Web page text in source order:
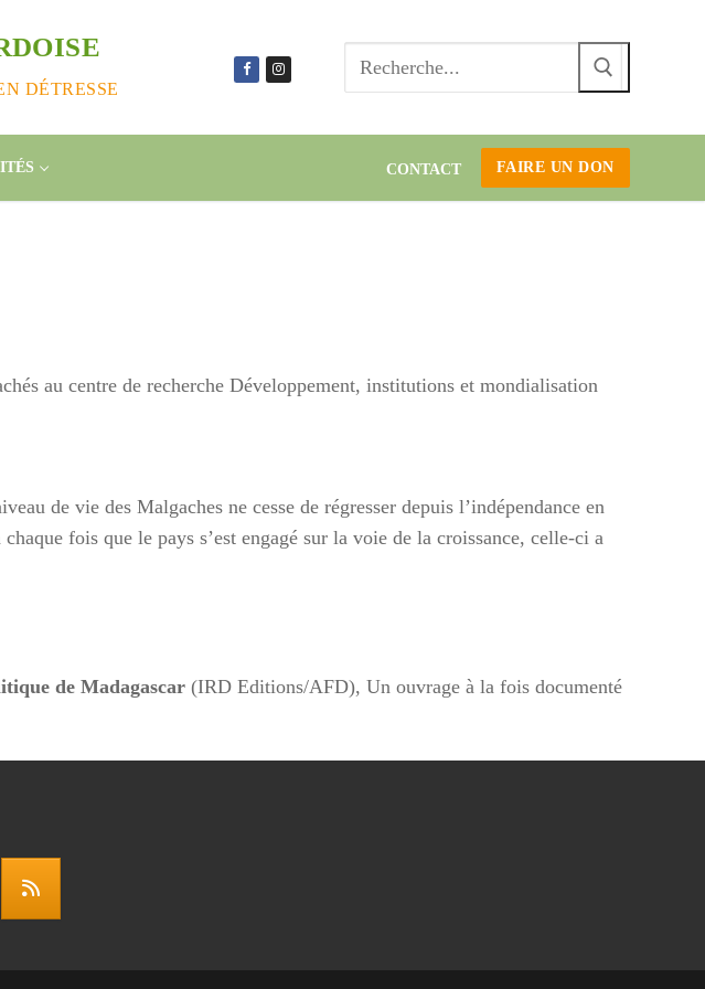
DÉTRESSE
CONTACT FAIRE UN DON
au centre de recherche Développement, institutions et mondialisation
de vie des Malgaches ne cesse de régresser depuis l’indépendance en
fois que le pays s’est engagé sur la voie de la croissance, celle-ci a
de Madagascar (IRD Editions/AFD), Un ouvrage à la fois documenté